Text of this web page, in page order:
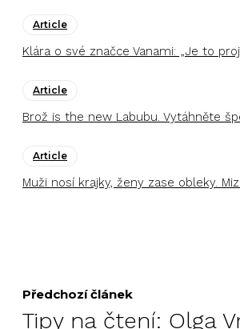
Article
Klára o své značce Vanami: „Je to
Article
Brož is the new Labubu. Vytáhněte
Article
Muži nosí krajky, ženy zase obleky.
Předchozí článek
Tipy na čtení: Olga